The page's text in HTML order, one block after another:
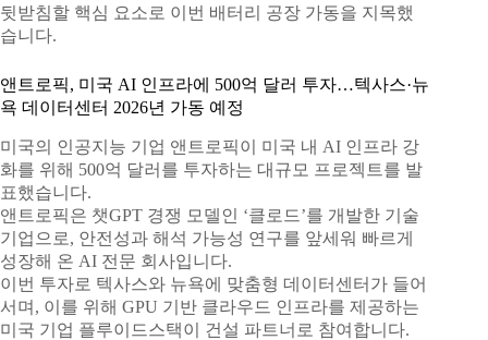
뒷받침할 핵심 요소로 이번 배터리 공장 가동을 지목했
습니다.
앤트로픽, 미국 AI 인프라에 500억 달러 투자…텍사스·뉴
욕 데이터센터 2026년 가동 예정
미국의 인공지능 기업 앤트로픽이 미국 내 AI 인프라 강
화를 위해 500억 달러를 투자하는 대규모 프로젝트를 발
표했습니다.
앤트로픽은 챗GPT 경쟁 모델인 ‘클로드’를 개발한 기술
기업으로, 안전성과 해석 가능성 연구를 앞세워 빠르게
성장해 온 AI 전문 회사입니다.
이번 투자로 텍사스와 뉴욕에 맞춤형 데이터센터가 들어
서며, 이를 위해 GPU 기반 클라우드 인프라를 제공하는
미국 기업 플루이드스택이 건설 파트너로 참여합니다.